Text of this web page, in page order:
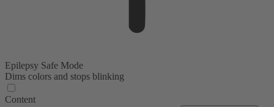
Epilepsy Safe Mode
Dims colors and stops blinking
Content